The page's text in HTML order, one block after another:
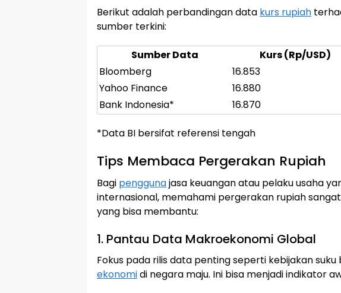
Berikut adalah perbandingan data kurs rupiah
sumber terkini:
Sumber Data Kurs (Rp/USD)
Bloomberg
16.853
Yahoo Finance
16.880
Bank Indonesia*
16.870
*Data BI bersifat referensi tengah
Tips Membaca Pergerakan Rupiah
Bagi penggunajasa keuangan atau pelaku usaha
internasional, memahami pergerakan rupiah
yang bisa membantu:
1. Pantau Data Makroekonomi Global
Fokus pada rilis data penting seperti kebijakan suku
ekonomidi negara maju. Ini bisa menjadi indikator